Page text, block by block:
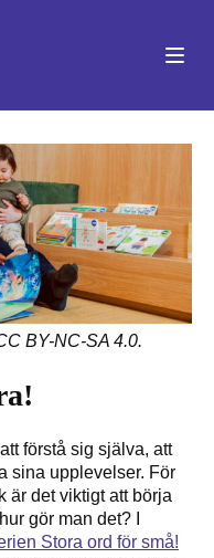
BY-NC-SA 4.0.
förstå sig själva, att
sina upplevelser. För
är det viktigt att börja
gör man det? I
Stora ord för små!